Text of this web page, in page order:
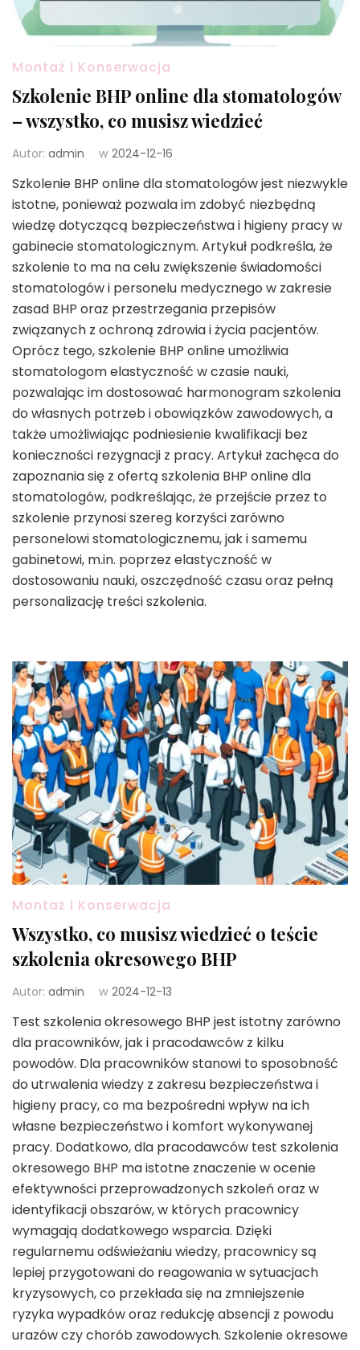
Montaż I Konserwacja
Szkolenie BHP online dla stomatologów
– wszystko, co musisz wiedzieć
Autor: admin w 2024-12-16
Szkolenie BHP online dla stomatologów jest niezwykle
istotne, ponieważ pozwala im zdobyć niezbędną
wiedzę dotyczącą bezpieczeństwa i higieny pracy w
gabinecie stomatologicznym. Artykuł podkreśla, że
szkolenie to ma na celu zwiększenie świadomości
stomatologów i personelu medycznego w zakresie
zasad BHP oraz przestrzegania przepisów
związanych z ochroną zdrowia i życia pacjentów.
Oprócz tego, szkolenie BHP online umożliwia
stomatologom elastyczność w czasie nauki,
pozwalając im dostosować harmonogram szkolenia
do własnych potrzeb i obowiązków zawodowych, a
także umożliwiając podniesienie kwalifikacji bez
konieczności rezygnacji z pracy. Artykuł zachęca do
zapoznania się z ofertą szkolenia BHP online dla
stomatologów, podkreślając, że przejście przez to
szkolenie przynosi szereg korzyści zarówno
personelowi stomatologicznemu, jak i samemu
gabinetowi, m.in. poprzez elastyczność w
dostosowaniu nauki, oszczędność czasu oraz pełną
personalizację treści szkolenia.
Montaż I Konserwacja
Wszystko, co musisz wiedzieć o teście
szkolenia okresowego BHP
Autor: admin w 2024-12-13
Test szkolenia okresowego BHP jest istotny zarówno
dla pracowników, jak i pracodawców z kilku
powodów. Dla pracowników stanowi to sposobność
do utrwalenia wiedzy z zakresu bezpieczeństwa i
higieny pracy, co ma bezpośredni wpływ na ich
własne bezpieczeństwo i komfort wykonywanej
pracy. Dodatkowo, dla pracodawców test szkolenia
okresowego BHP ma istotne znaczenie w ocenie
efektywności przeprowadzonych szkoleń oraz w
identyfikacji obszarów, w których pracownicy
wymagają dodatkowego wsparcia. Dzięki
regularnemu odświeżaniu wiedzy, pracownicy są
lepiej przygotowani do reagowania w sytuacjach
kryzysowych, co przekłada się na zmniejszenie
ryzyka wypadków oraz redukcję absencji z powodu
urazów czy chorób zawodowych. Szkolenie okresowe